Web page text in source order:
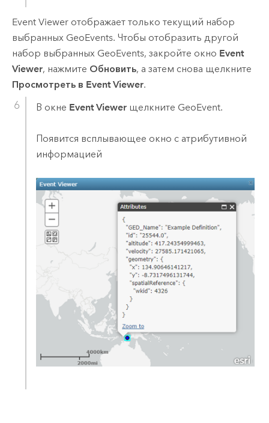
Event Viewer отображает только текущий набор
выбранных GeoEvents. Чтобы отобразить другой
набор выбранных GeoEvents, закройте окно Event
Viewer, нажмите Обновить, а затем снова щелкните
Просмотреть в Event Viewer.
В окне Event Viewerщелкните GeoEvent.
Появится всплывающее окно с атрибутивной
информацией